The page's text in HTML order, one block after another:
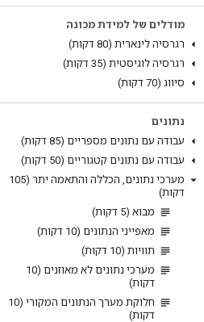
מודלים של למידת מכונה
רגרסיה לינארית (80 דקות)
רגרסיה לוגיסטית (35 דקות)
סיווג (70 דקות)
נתונים
עבודה עם נתונים מספריים (85 דקות)
עבודה עם נתונים קטגוריים (50 דקות)
מערכי נתונים,
הכללה והתאמה יתר (105
דקות)
מבוא (5 דקות)
מאפייני הנתונים (10 דקות)
תוויות (10 דקות)
מערכי נתונים לא מאוזנים (10
דקות)
חלוקת מערך הנתונים המקורי (10
דקות)